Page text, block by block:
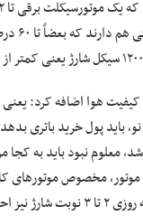
کرد
باید پول خرید باتری
معلوم نبود باید به
احتیاج است.